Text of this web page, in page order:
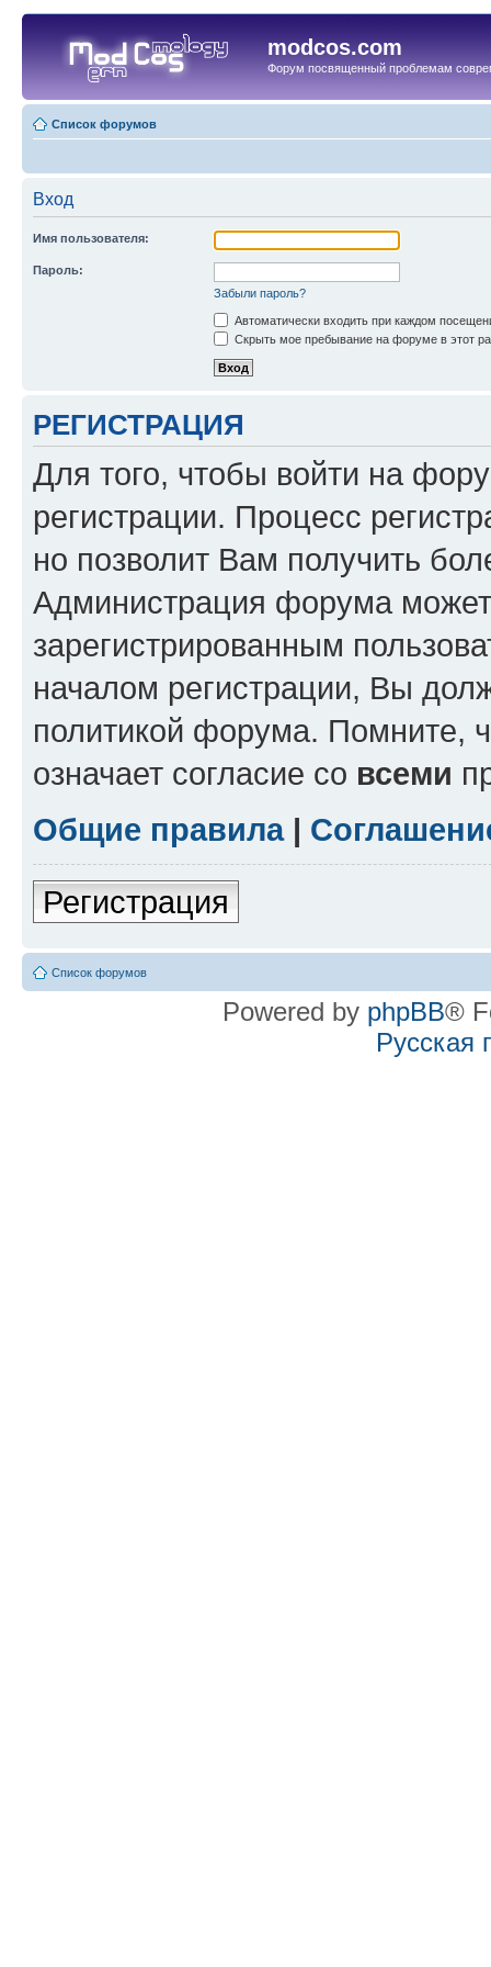
modcos.com
Форум посвященный проблемам
Список форумов
Вход
Имя пользователя:
Пароль:
Забыли пароль?
Автоматически входить при каждом
Скрыть мое пребывание на форуме в этот
РЕГИСТРАЦИЯ
Для того, чтобы войти на
регистрации. Процесс
но позволит Вам получить
Администрация форума может
зарегистрированным
началом регистрации, Вы
политикой форума. Помните,
означает согласие со всеми
Общие правила|
Регистрация
Список форумов
Powered by phpBB®
Русская